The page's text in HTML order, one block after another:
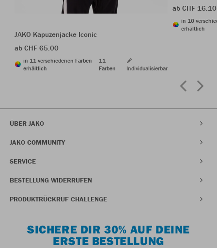
JAKO Kapuzenjacke Iconic
ab CHF 65.00
in 11 verschiedenen Farben
erhältlich
11
Farben
Individualisierbar
ab CHF 16.10
in 10
erhältlich
ÜBER JAKO
JAKO COMMUNITY
SERVICE
BESTELLUNG WIDERRUFEN
PRODUKTRÜCKRUF CHALLENGE
SICHERE DIR 30% AUF DEINE
ERSTE BESTELLUNG